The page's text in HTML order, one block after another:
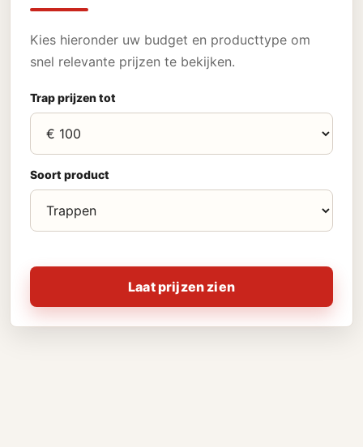
Kies hieronder uw budget en producttype om
snel relevante prijzen te bekijken.
Trap prijzen tot
Soort product